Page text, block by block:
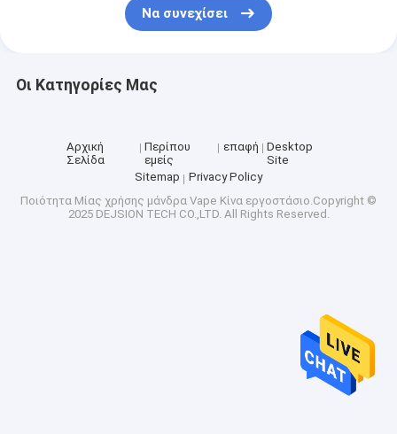
Να συνεχίσει
Οι Κατηγορίες Μας
Αρχική
Σελίδα
Περίπου
εμείς
επαφή
Desktop
Site
Sitemap
Privacy Policy
Ποιότητα Μίας χρήσης μάνδρα Vape Κίνα εργοστάσιο.Copyright ©
2025 DEJSION TECH CO.,LTD. All Rights Reserved.